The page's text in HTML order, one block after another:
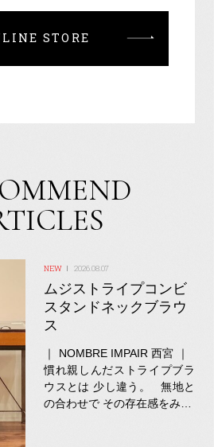
STORE
2026.08.07
ムジストライプコンビ
スタンドネックブラウ
ス
｜ NOMBRE IMPAIR 西宮 ｜
慣れ親しんだストライプブラ
ウスとは 少し違う。 無地と
の合わせで その存在感をみ…